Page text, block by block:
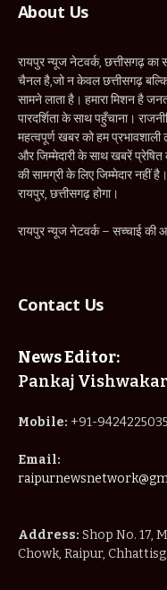
About Us
रायपुर न्यूज नेटवर्क, छत्तीसगढ़
चैनल है,जो न केवल छत्तीसगढ़
सामने लाता है। हमारा मिशन है
पारदर्शिता के साथ पहुँचाना।
महत्वपूर्ण खबर को हम
और जिम्मेदारी के साथ खबरें
की सामग्री के लिए जिम्मेदार नहीं
रायपुर, छत्तीसगढ़ होगा।
रायपुर न्यूज नेटवर्क – सच्चाई की
Contact Us
News Editor:
Pankaj
Mobile: +91-9424225035
Email:
Address: Shop No. 17,
Chowk, Raipur,